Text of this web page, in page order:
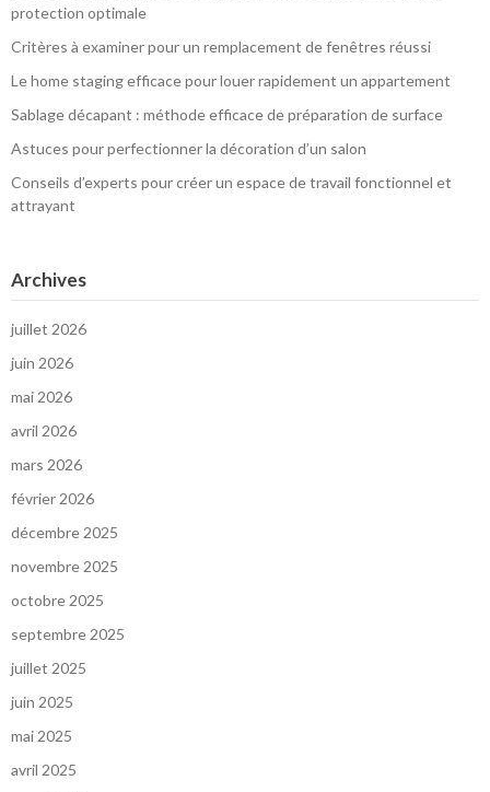
protection optimale
Critères à examiner pour un remplacement de fenêtres réussi
Le home staging efficace pour louer rapidement un appartement
Sablage décapant : méthode efficace de préparation de surface
Astuces pour perfectionner la décoration d’un salon
Conseils d’experts pour créer un espace de travail fonctionnel et
attrayant
Archives
juillet 2026
juin 2026
mai 2026
avril 2026
mars 2026
février 2026
décembre 2025
novembre 2025
octobre 2025
septembre 2025
juillet 2025
juin 2025
mai 2025
avril 2025